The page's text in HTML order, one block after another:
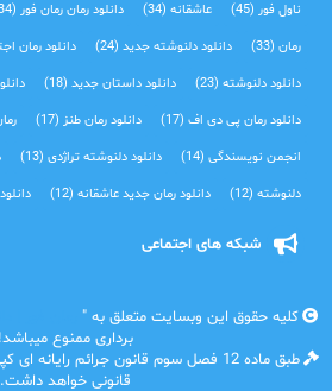
ناول فور(45) عاشقانه(34) دانلود رمان رمان فور(34)
رمان(33) دانلود دلنوشته جدید(24) دانلود رمان
دانلود دلنوشته(23) دانلود داستان جدید(18)
دانلود رمان پی دی اف(17) دانلود رمان طنز(17)
انجمن نویسندگی(14) دانلود دلنوشته تراژدی‌(13)
دلنوشته(12) دانلود رمان جدید عاشقانه(12)
شبکه های اجتماعی
کلیه حقوق این وبسایت متعلق به "
برداری ممنوع میباشد!
طبق ماده 12 فصل سوم قانون جرائم
قانونی خواهد داشت.